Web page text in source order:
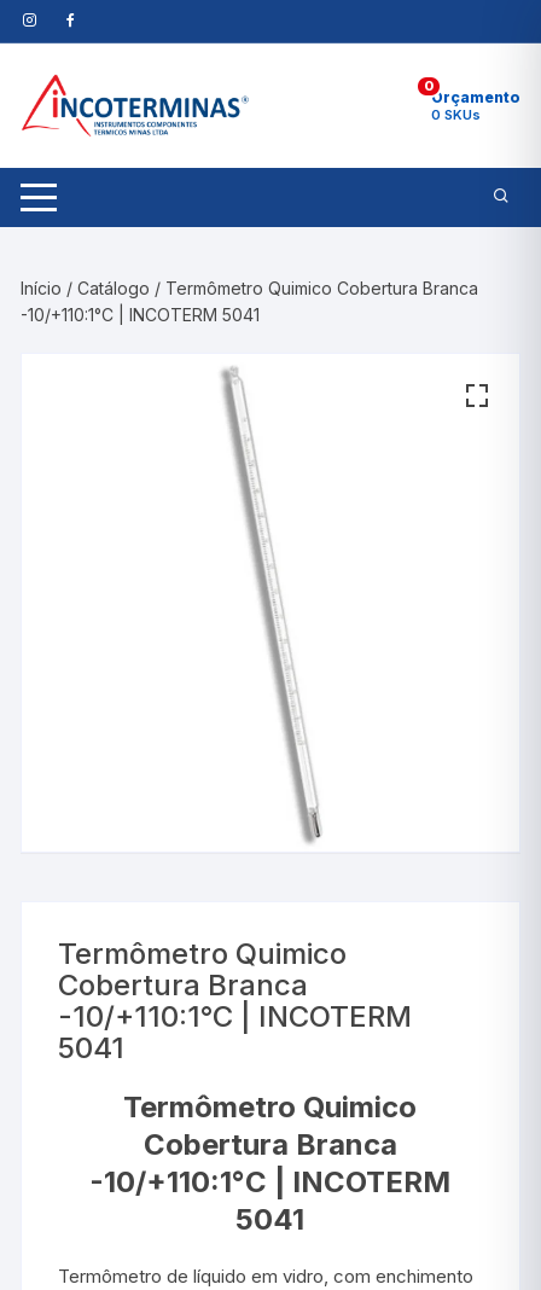
Pular
para
conteúdo
0
Orçamento
0 SKUs
Início /Catálogo / Termômetro Quimico Cobertura Branca
-10/+110:1°C | INCOTERM 5041
Termômetro Quimico
Cobertura Branca
-10/+110:1°C | INCOTERM
5041
Termômetro Quimico
Cobertura Branca
-10/+110:1°C | INCOTERM
5041
Termômetro de líquido em vidro, com enchimento